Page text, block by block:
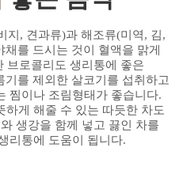
지, 견과류)과 해조류(미역, 김,
를 드시는 것이 혈액을 맑게
브로콜리도 생리통에 좋은
를 제외한 살코기를 섭취하고
찜이나 조림형태가 좋습니다.
하게 해줄 수 있는 따듯한 차도
생강을 함께 넣고 끓인 차를
리통에 도움이 됩니다.